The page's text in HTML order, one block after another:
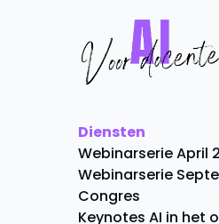
Diensten
Webinarserie April
Webinarserie
Congres
Keynotes AI in het